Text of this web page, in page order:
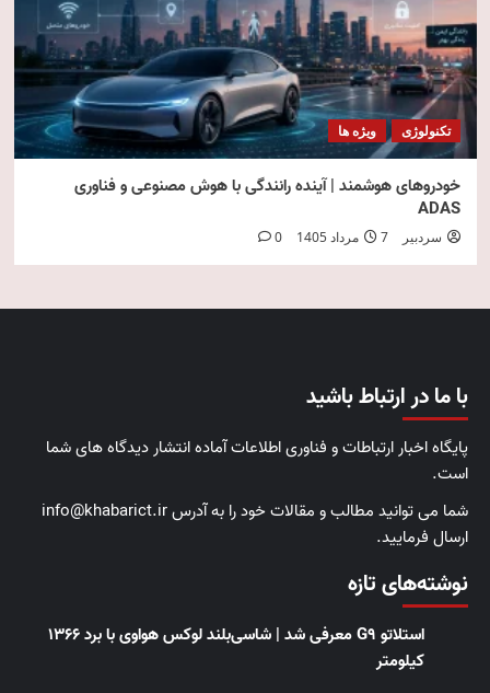
تکنولوژی ویژه ها
خودروهای هوشمند | آینده رانندگی با هوش مصنوعی و فناوری
ADAS
سردبیر 7 مرداد 1405 0
با ما در ارتباط باشید
پایگاه اخبار ارتباطات و فناوری اطلاعات آماده انتشار دیدگاه های شما
است.
شما می توانید مطالب و مقالات خود را به آدرس info@khabarict.ir
ارسال فرمایید.
نوشته‌های تازه
استلاتو G9 معرفی شد | شاسی‌بلند لوکس هواوی با برد ۱۳۶۶
کیلومتر